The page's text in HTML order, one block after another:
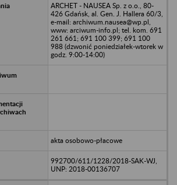
ARCHET - NAUSEA Sp. z o.o., 80-
426 Gdańsk, al. Gen. J. Hallera 60/3,
e-mail: archiwum.nausea@wp.pl,
www: arciwum-info.pl; tel. kom. 691
261 661; 691 100 399; 691 100
988 (dzwonić poniedziałek-wtorek w
godz. 9:00-14:00)
akta osobowo-płacowe
992700/611/1228/2018-SAK-WJ,
UNP: 2018-00136707